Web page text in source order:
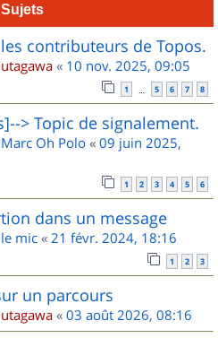
Sujets
les contributeurs de Topos.
utagawa « 10 nov. 2025, 09:05
1 … 5 6 7 8
> Topic de signalement.
Marc Oh Polo « 09 juin 2025,
1 2 3 4 5 6
dans un message
le mic « 21 févr. 2024, 18:16
1 2 3
un parcours
utagawa « 03 août 2026, 08:16